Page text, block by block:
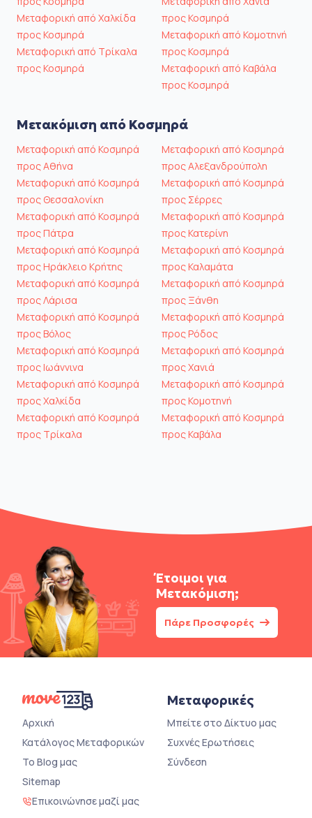
Μεταφορική από Χαλκίδα
προς Κοσμηρά
Μεταφορική από Τρίκαλα
προς Κοσμηρά
προς Κοσμηρά
Μεταφορική από Κομοτηνή
προς Κοσμηρά
Μεταφορική από Καβάλα
προς Κοσμηρά
Μετακόμιση από Κοσμηρά
Μεταφορική από Κοσμηρά
προς Αθήνα
Μεταφορική από Κοσμηρά
προς Θεσσαλονίκη
Μεταφορική από Κοσμηρά
προς Πάτρα
Μεταφορική από Κοσμηρά
προς Ηράκλειο Κρήτης
Μεταφορική από Κοσμηρά
προς Λάρισα
Μεταφορική από Κοσμηρά
προς Βόλος
Μεταφορική από Κοσμηρά
προς Ιωάννινα
Μεταφορική από Κοσμηρά
προς Χαλκίδα
Μεταφορική από Κοσμηρά
προς Τρίκαλα
Μεταφορική από Κοσμηρά
προς Αλεξανδρούπολη
Μεταφορική από Κοσμηρά
προς Σέρρες
Μεταφορική από Κοσμηρά
προς Κατερίνη
Μεταφορική από Κοσμηρά
προς Καλαμάτα
Μεταφορική από Κοσμηρά
προς Ξάνθη
Μεταφορική από Κοσμηρά
προς Ρόδος
Μεταφορική από Κοσμηρά
προς Χανιά
Μεταφορική από Κοσμηρά
προς Κομοτηνή
Μεταφορική από Κοσμηρά
προς Καβάλα
Έτοιμοι για
Μετακόμιση;
Πάρε Προσφορές
Αρχική
Κατάλογος Μεταφορικών
Το Blog μας
Sitemap
Επικοινώνησε μαζί μας
Μεταφορικές
Μπείτε στο Δίκτυο μας
Συχνές Ερωτήσεις
Σύνδεση